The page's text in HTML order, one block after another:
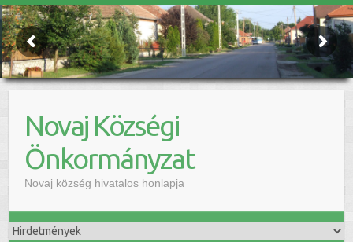
Novaj Községi
Önkormányzat
Novaj község hivatalos honlapja